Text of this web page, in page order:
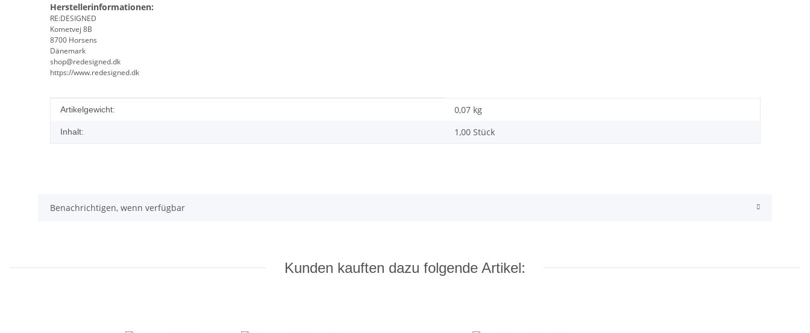
Herstellerinformationen:
RE:DESIGNED
Kometvej 8B
8700 Horsens
Dänemark
shop@redesigned.dk
https://www.redesigned.dk
Produkteigenschaft
Wert
Artikelgewicht: 0,07 kg
Inhalt: 1,00 Stück
Benachrichtigen, wenn verfügbar
Kunden kauften dazu folgende Artikel: